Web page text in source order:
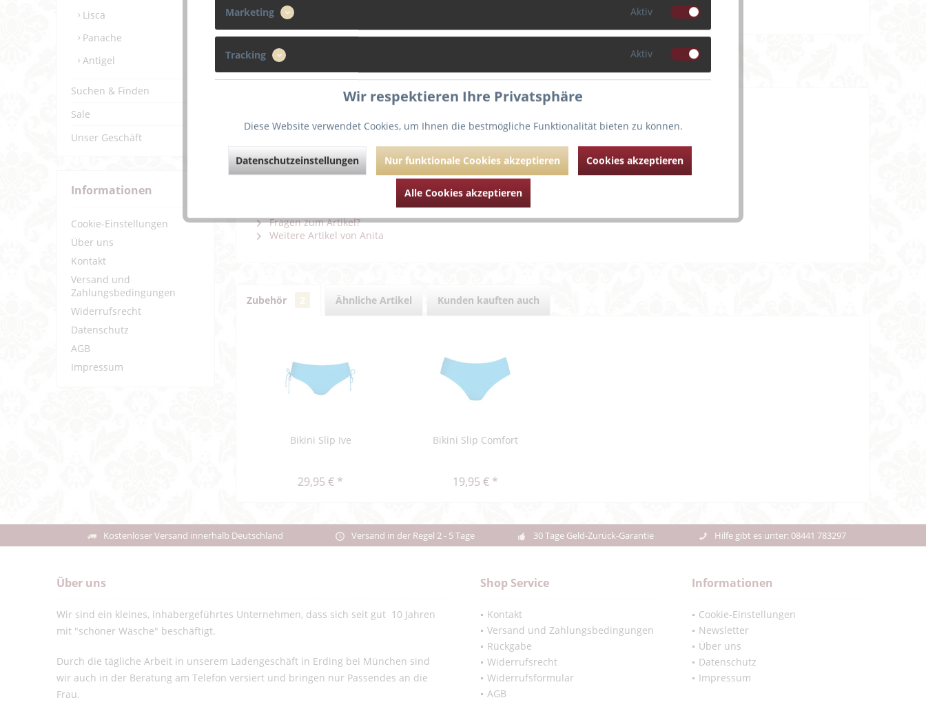
Lisca
Panache
Antigel
Suchen & Finden
Sale
Unser Geschäft
Informationen
Cookie-Einstellungen
Über uns
Kontakt
Versand und
Zahlungsbedingungen
Widerrufsrecht
Datenschutz
AGB
Impressum
Beschreibung Bewertungen 0
Der Hinkucker ist die Raffung mit goldenem Ring am Dekolette
Bügel für beste Passform
Träger verstellbar
Weiterführende Links zu "Bikini Top Hermine"
Fragen zum Artikel?
Weitere Artikel von Anita
Zubehör Ähnliche Artikel Kunden kauften auch
Bikini Slip Ive
29,95 € *
Bikini Slip Comfort
19,95 € *
Kostenloser Versand innerhalb Deutschland Versand in der Regel 2 - 5 Tage 30 Tage Geld-Zurück-Garantie Hilfe gibt es unter: 08441 783297
Über uns
Wir sind ein kleines, inhabergeführtes Unternehmen, dass sich seit gut 10 Jahren
mit "schöner Wäsche" beschäftigt.
Durch die tägliche Arbeit in unserem Ladengeschäft in Erding bei München sind
wir auch in der Beratung am Telefon versiert und bringen nur Passendes an die
Frau.
Shop Service
Kontakt
Versand und Zahlungsbedingungen
Rückgabe
Widerrufsrecht
Widerrufsformular
AGB
Informationen
Cookie-Einstellungen
Newsletter
Über uns
Datenschutz
Impressum
Marketing Aktiv
Tracking Aktiv
Wir respektieren Ihre Privatsphäre
Diese Website verwendet Cookies, um Ihnen die bestmögliche Funktionalität bieten zu können.
Datenschutzeinstellungen Nur funktionale Cookies akzeptieren Cookies akzeptieren
Alle Cookies akzeptieren